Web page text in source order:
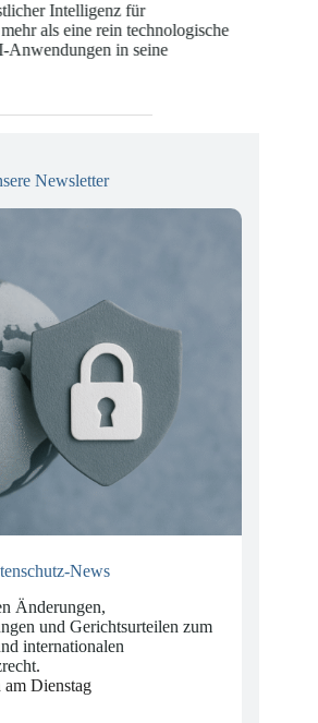
für
rein technologische
in seine
Die europäische
Newsletter
News
Änderungen,
und Gerichtsurteilen zum
internationalen
.
Dienstag